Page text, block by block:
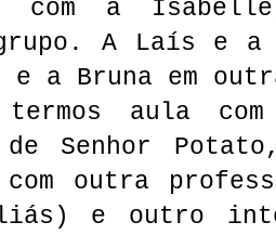
com a
A Laís e
a Bruna em
aula
de Senhor
com outra
e outro